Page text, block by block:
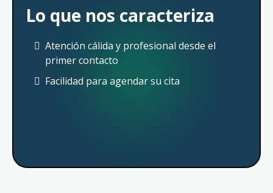
Lo que nos caracteriza
Atención cálida y profesional desde el
primer contacto
Facilidad para agendar su cita